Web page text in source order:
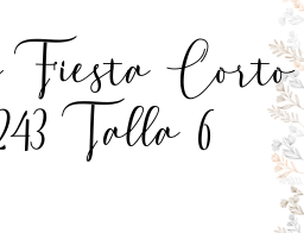
Fiesta Corto
Talla 6